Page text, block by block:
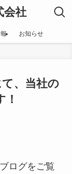
会社
お知らせ
、当社の
ログをご覧